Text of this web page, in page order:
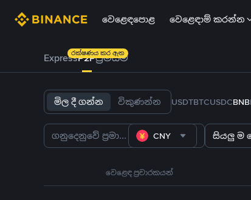
වෙළෙඳපොළ වෙළෙඳාම් කරන්න
ExpressP2Pප්‍රිමියම්
රක්ෂණය කර ඇත
මිල දී ගන්න විකුණන්න USDTBTCUSDCBNB
CNY සියලු ම
වෙළෙඳ ප්‍රචාරකයන්